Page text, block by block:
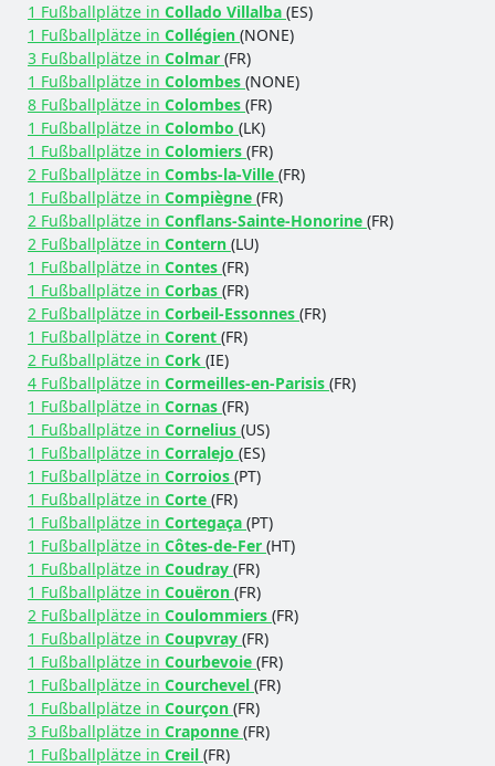
1 Fußballplätze in Collado Villalba (ES)
1 Fußballplätze in Collégien (NONE)
3 Fußballplätze in Colmar (FR)
1 Fußballplätze in Colombes (NONE)
8 Fußballplätze in Colombes (FR)
1 Fußballplätze in Colombo (LK)
1 Fußballplätze in Colomiers (FR)
2 Fußballplätze in Combs-la-Ville (FR)
1 Fußballplätze in Compiègne (FR)
2 Fußballplätze in Conflans-Sainte-Honorine (FR)
2 Fußballplätze in Contern (LU)
1 Fußballplätze in Contes (FR)
1 Fußballplätze in Corbas (FR)
2 Fußballplätze in Corbeil-Essonnes (FR)
1 Fußballplätze in Corent (FR)
2 Fußballplätze in Cork (IE)
4 Fußballplätze in Cormeilles-en-Parisis (FR)
1 Fußballplätze in Cornas (FR)
1 Fußballplätze in Cornelius (US)
1 Fußballplätze in Corralejo (ES)
1 Fußballplätze in Corroios (PT)
1 Fußballplätze in Corte (FR)
1 Fußballplätze in Cortegaça (PT)
1 Fußballplätze in Côtes-de-Fer (HT)
1 Fußballplätze in Coudray (FR)
1 Fußballplätze in Couëron (FR)
2 Fußballplätze in Coulommiers (FR)
1 Fußballplätze in Coupvray (FR)
1 Fußballplätze in Courbevoie (FR)
1 Fußballplätze in Courchevel (FR)
1 Fußballplätze in Courçon (FR)
3 Fußballplätze in Craponne (FR)
1 Fußballplätze in Creil (FR)